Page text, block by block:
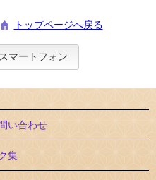
トップページへ戻る
スマートフォン
い合わせ
集